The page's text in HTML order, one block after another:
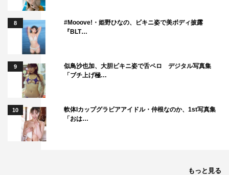
8
#Mooove!・姫野ひなの、ビキニ姿で美ボディ披露
『BLT…
9
似鳥沙也加、大胆ビキニ姿で舌ペロ デジタル写真集
「ブチ上げ極…
10
軟体Iカップグラビアアイドル・仲根なのか、1st写真集
「おは…
もっと見る